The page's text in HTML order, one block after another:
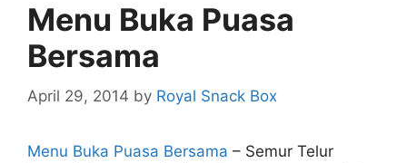
Menu Buka Puasa
Bersama
April 29, 2014 by Royal Snack Box
Menu Buka Puasa Bersama – Semur Telur